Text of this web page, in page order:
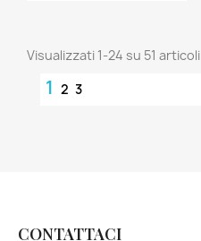
Visualizzati 1-24 su 51 articoli
1 2 3
CONTATTACI